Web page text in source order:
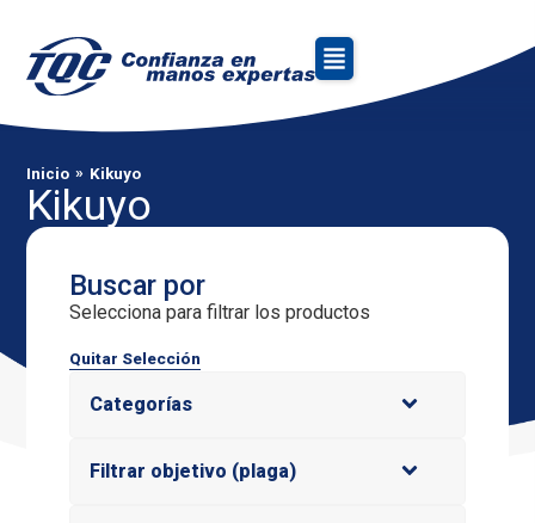
Inicio » Kikuyo
Kikuyo
Buscar por
Selecciona para filtrar los productos
Quitar Selección
Categorías
Filtrar objetivo (plaga)